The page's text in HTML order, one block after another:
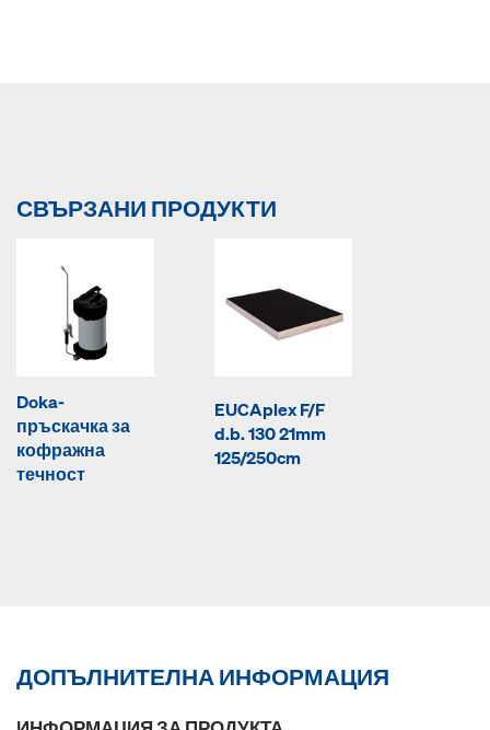
СВЪРЗАНИ ПРОДУКТИ
Doka-
пръскачка за
кофражна
течност
EUCAplex F/F
d.b. 130 21mm
125/250cm
ДОПЪЛНИТЕЛНА ИНФОРМАЦИЯ